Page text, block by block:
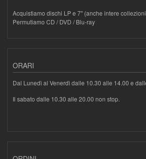
Acquistiamo dischi LP e 7" (anche intere
Permutiamo CD / DVD / Blu-ray
ORARI
Dal Lunedì al Venerdì dalle 10.30 alle 14.00 e
Il sabato dalle 10.30 alle 20.00 non stop.